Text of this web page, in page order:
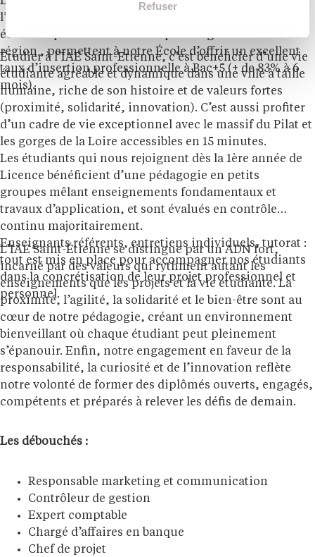
Refuser
l’étroitesse de nos liens avec les milieux socio-
économiques du territoire et plus largement de la
région , permettent à notre École d’offrir un excellent
taux d’insertion professionnelle à Bac+5 (+ de 83% à 6
mois).
Étudier à l’IAE Saint-Etienne, c’est bénéficier d’une vie
étudiante agréable et dynamique dans une ville à taille
humaine, riche de son histoire et de valeurs fortes
(proximité, solidarité, innovation). C’est aussi profiter
d’un cadre de vie exceptionnel avec le massif du Pilat et
les gorges de la Loire accessibles en 15 minutes.
Les étudiants qui nous rejoignent dès la 1ère année de
Licence bénéficient d’une pédagogie en petits
groupes mêlant enseignements fondamentaux et
travaux d’application, et sont évalués en contrôle
continu majoritairement.
Enseignants référents, entretiens individuels, tutorat :
tout est mis en place pour accompagner nos étudiants
dans la concrétisation de leur projet professionnel et
personnel.
L’IAE Saint-Étienne se distingue par un ADN fort,
incarné par des valeurs qui rythment autant les
enseignements que les projets et la vie étudiante. La
proximité, l’agilité, la solidarité et le bien-être sont au
cœur de notre pédagogie, créant un environnement
bienveillant où chaque étudiant peut pleinement
s’épanouir. Enfin, notre engagement en faveur de la
responsabilité, la curiosité et de l’innovation reflète
notre volonté de former des diplômés ouverts, engagés,
compétents et préparés à relever les défis de demain.
Les débouchés :
Responsable marketing et communication
Contrôleur de gestion
Expert comptable
Chargé d’affaires en banque
Chef de projet